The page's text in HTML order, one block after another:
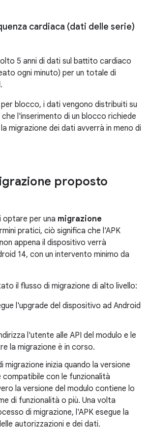
cardiaca (dati delle serie)
5 anni di dati sul battito cardiaco
ogni minuto) per un totale di
blocco, i dati vengono distribuiti su
l'inserimento di un blocco richiede
migrazione dei dati avverrà in meno di
proposto
optare per una migrazione
pratici, ciò significa che l'APK
appena il dispositivo verrà
14, con un intervento minimo da
il flusso di migrazione di alto livello:
l'upgrade del dispositivo ad Android
l'utente alle API del modulo e le
la migrazione è in corso.
migrazione inizia quando la versione
compatibile con le funzionalità
la versione del modulo contiene lo
di funzionalità o più. Una volta
di migrazione, l'APK esegue la
autorizzazioni e dei dati.